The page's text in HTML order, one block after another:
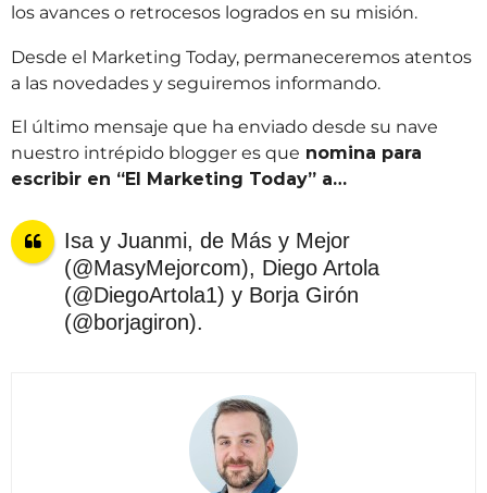
los avances o retrocesos logrados en su misión.
Desde el Marketing Today, permaneceremos atentos
a las novedades y seguiremos informando.
El último mensaje que ha enviado desde su nave
nuestro intrépido blogger es que nomina para
escribir en “El Marketing Today” a…
Isa y Juanmi, de Más y Mejor
(@MasyMejorcom), Diego Artola
(@DiegoArtola1) y Borja Girón
(@borjagiron).